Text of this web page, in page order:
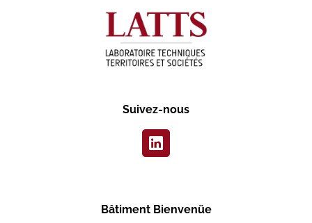
Suivez-nous
Bâtiment Bienvenüe